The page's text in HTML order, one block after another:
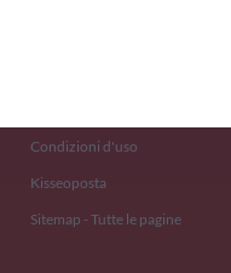
Condizioni d'uso
Kisseoposta
Sitemap - Tutte le pagine